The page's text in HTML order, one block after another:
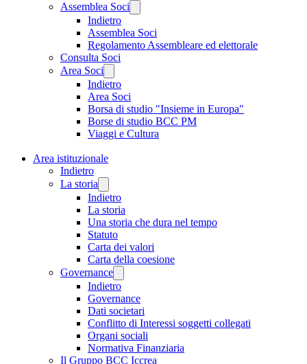
Assemblea Soci
Indietro
Assemblea Soci
Regolamento Assembleare ed elettorale
Consulta Soci
Area Soci
Indietro
Area Soci
Borsa di studio "Insieme in Europa"
Borse di studio BCC PM
Viaggi e Cultura
Area istituzionale
Indietro
La storia
Indietro
La storia
Una storia che dura nel tempo
Statuto
Carta dei valori
Carta della coesione
Governance
Indietro
Governance
Dati societari
Conflitto di Interessi soggetti collegati
Organi sociali
Normativa Finanziaria
Il Gruppo BCC Iccrea